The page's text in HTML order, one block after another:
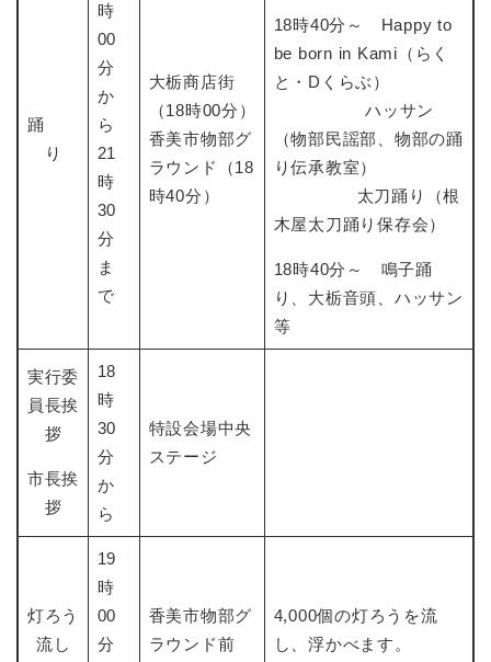
踊
り
時
00
分
か
ら
21
時
30
分
ま
で
大栃商店街
（18時00分）
香美市物部グ
ラウンド（18
時40分）
18時40分～ Happy to
be born in Kami（らく
と・Dくらぶ）
ハッサン
（物部民謡部、物部の踊
り伝承教室）
太刀踊り（根
木屋太刀踊り保存会）
18時40分～ 鳴子踊
り、大栃音頭、ハッサン
等
実行委
員長挨
拶
市長挨
拶
18
時
30
分
か
ら
特設会場中央
ステージ
灯ろう
流し
19
時
00
分
香美市物部グ
ラウンド前
4,000個の灯ろうを流
し、浮かべます。